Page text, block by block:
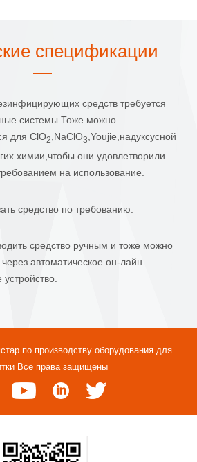
спецификации
средств требуется
системы.Тоже можно
для ClO2 ,NaClO3 ,Youjie,надуксусной
химии,чтобы они удовлетворили
на использование.
средство по требованию.
средство ручным и тоже можно
автоматическое он-лайн
по производству оборудования для
Все права защищены